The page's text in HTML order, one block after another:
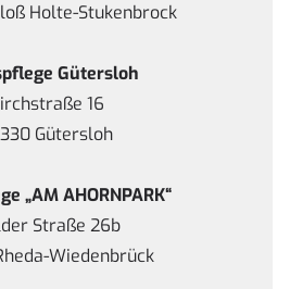
Holte-Stukenbrock
Gütersloh
16
Gütersloh
„AM AHORNPARK“
Straße 26b
Wiedenbrück